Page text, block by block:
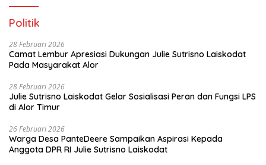
Politik
28 Februari 2026
Camat Lembur Apresiasi Dukungan Julie Sutrisno Laiskodat
Pada Masyarakat Alor
28 Februari 2026
Julie Sutrisno Laiskodat Gelar Sosialisasi Peran dan Fungsi LPS
di Alor Timur
26 Februari 2026
Warga Desa PanteDeere Sampaikan Aspirasi Kepada
Anggota DPR RI Julie Sutrisno Laiskodat